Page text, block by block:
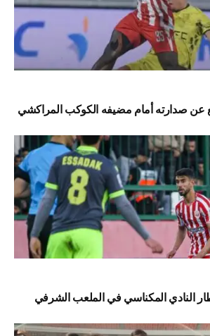
عن صدارته أمام مضيفه الكوكب المراكشي
النادي المكناسي في الملعب الشرفي